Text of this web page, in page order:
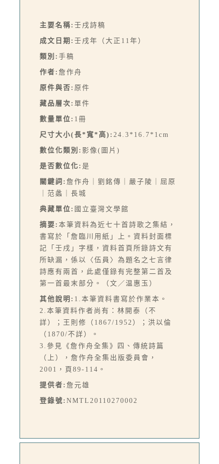
主要名稱: 壬戌詩稿
成文日期: 壬戌年（大正11年）
類別: 手稿
作者: 詹作舟
原件與否: 原件
藏品層次: 單件
數量單位: 1冊
尺寸大小(長*寬*高): 24.3*16.7*1cm
數位化類別: 影像(圖片)
是否數位化: 是
關鍵詞: 詹作舟｜劉銘傳｜嚴子陵｜屈原
｜范蠡｜長城
典藏單位: 國立臺灣文學館
摘要: 本筆資料為近七十首詩歌之集結，
書寫於「詹臨川用紙」上。資料封面標
記「壬戌」字樣，資料首頁所錄詩文有
所缺漏，係以〈伍員〉為題名之七言律
詩應有兩首，此處僅錄有完整第二首及
第一首最末部分。（文／温惠玉）
其他說明: 1.本筆資料書寫於作業本。
2.本筆資料作者尚有：林開泰（不
詳）；王則修（1867/1952）；洪以倫
（1870/不詳）。
3.參見《詹作舟全集》四、傳統詩篇
（上），詹作舟全集出版委員會，
2001，頁89-114。
提供者: 詹元雄
登錄號: NMTL20110270002